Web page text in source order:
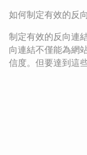
如何制定有效的反
制定有效的反向連
向連結不僅能為網
信度。但要達到這